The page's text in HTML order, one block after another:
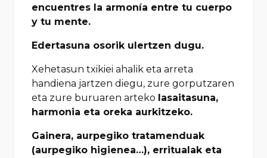
encuentres la armonía entre tu cuerpo
y tu mente.
Edertasuna osorik ulertzen dugu.
Xehetasun txikiei ahalik eta arreta
handiena jartzen diegu, zure gorputzaren
eta zure buruaren arteko lasaitasuna,
harmonia eta oreka aurkitzeko.
Gainera, aurpegiko tratamenduak
(aurpegiko higienea…), erritualak eta